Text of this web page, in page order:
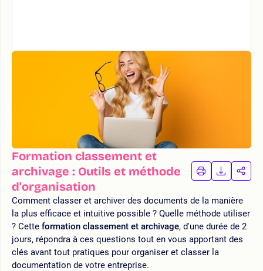
Formation classement et
archivage : Outils et méthode
d'organisation
IMPRIMER
LA
LA
Comment classer et archiver des documents de la manière
la plus efficace et intuitive possible ? Quelle méthode utiliser
? Cette formation classement et archivage, d'une durée de 2
jours, répondra à ces questions tout en vous apportant des
clés avant tout pratiques pour organiser et classer la
documentation de votre entreprise.